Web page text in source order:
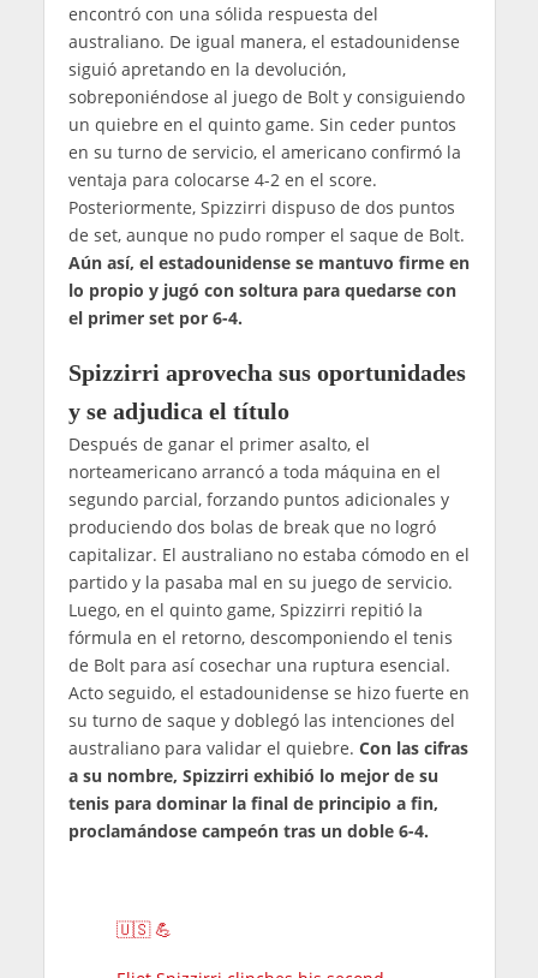
encontró con una sólida respuesta del
australiano. De igual manera, el estadounidense
siguió apretando en la devolución,
sobreponiéndose al juego de Bolt y consiguiendo
un quiebre en el quinto game. Sin ceder puntos
en su turno de servicio, el americano confirmó la
ventaja para colocarse 4-2 en el score.
Posteriormente, Spizzirri dispuso de dos puntos
de set, aunque no pudo romper el saque de Bolt.
Aún así, el estadounidense se mantuvo firme en
lo propio y jugó con soltura para quedarse con
el primer set por 6-4.
Spizzirri aprovecha sus oportunidades
y se adjudica el título
Después de ganar el primer asalto, el
norteamericano arrancó a toda máquina en el
segundo parcial, forzando puntos adicionales y
produciendo dos bolas de break que no logró
capitalizar. El australiano no estaba cómodo en el
partido y la pasaba mal en su juego de servicio.
Luego, en el quinto game, Spizzirri repitió la
fórmula en el retorno, descomponiendo el tenis
de Bolt para así cosechar una ruptura esencial.
Acto seguido, el estadounidense se hizo fuerte en
su turno de saque y doblegó las intenciones del
australiano para validar el quiebre. Con las cifras
a su nombre, Spizzirri exhibió lo mejor de su
tenis para dominar la final de principio a fin,
proclamándose campeón tras un doble 6-4.
🇺🇸 💪